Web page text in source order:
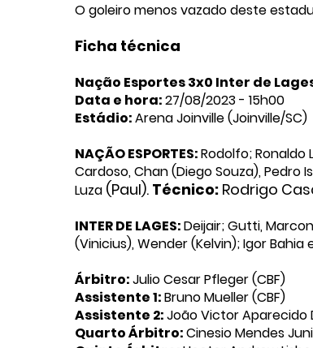
O goleiro menos vazado deste
Ficha técnica
Nação Esportes 3x0 Inter de
Data e hora:27/08/2023 - 15h00
Estádio:Arena Joinville (Joinville/SC)
NAÇÃO ESPORTES:Rodolfo; Ronaldo
Cardoso, Chan (Diego Souza), Pedro
Luza (Paul). Técnico: Rodrigo
INTER DE LAGES:Deijair; Gutti,
(Vinicius), Wender (Kelvin); Igor Bahia
Árbitro:Julio Cesar Pfleger (CBF)
Assistente 1:Bruno Mueller (CBF)
Assistente 2:João Victor Aparecido
Quarto Árbitro:Cinesio Mendes